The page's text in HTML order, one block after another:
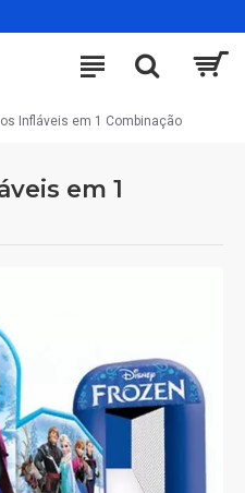
Infláveis em 1 Combinação
em 1